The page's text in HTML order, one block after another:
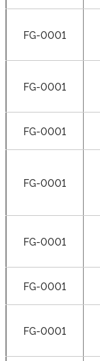
FG-0001
FG-0001
FG-0001
FG-0001
FG-0001
FG-0001
FG-0001